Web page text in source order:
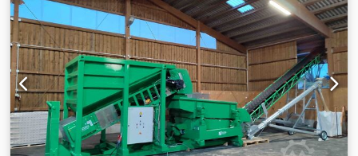
hohem Durchsatz und überlegener Leistung konzipiert
wurde. Die JCV-1 sorgt für maximale Effizienz beim
Zerkleinern von Gesteinsarten mit hoher Festigkeit wie
Granit, Basalt, Dolomit und ähnlichen Materialien. Sie ist
zudem eine ideale Lösung für die Produktion großer
Mengen von Feinmaterial und zur Erzeugung von exzellent
körnigem, kubisch geformtem Endprodukt. Die Anlage
basiert auf ausgereifter Technik, langlebigen
Komponenten und der bewährten CONSTMACH-Qualität.